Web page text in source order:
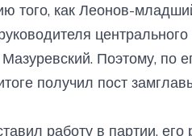
того, как Леонов-
Поэтому, по
получил пост
работу в партии, его